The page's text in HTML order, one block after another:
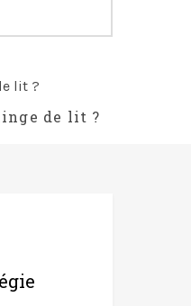
de lit ?